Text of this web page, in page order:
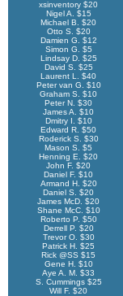
xsinventory $20
Nigel A. $15
Michael B. $20
Otto S. $20
Damien G. $12
Simon G. $5
Lindsay D. $25
David S. $25
Laurent L. $40
Peter van G. $10
Graham S. $10
Peter N. $30
James A. $10
Dmitry I. $10
Edward R. $50
Roderick S. $30
Mason S. $5
Henning E. $20
John F. $20
Daniel F. $10
Armand H. $20
Daniel S. $20
James McD. $20
Shane McC. $10
Roberto P. $50
Derrell P. $20
Trevor O. $30
Patrick H. $25
Rick @SS $15
Gene H. $10
Aye A. M. $33
S. Cummings $25
Will F. $20